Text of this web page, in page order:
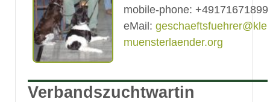
mobile-phone:
eMail:
muensterlaender.org
Verbandszuchtwartin